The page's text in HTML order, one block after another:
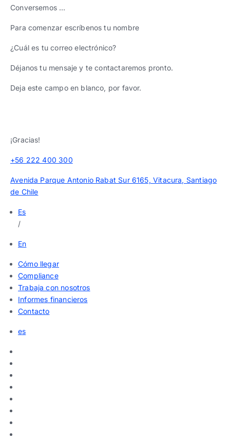
Conversemos …
Para comenzar escríbenos tu nombre
¿Cuál es tu correo electrónico?
Déjanos tu mensaje y te contactaremos pronto.
Deja este campo en blanco, por favor.
¡Gracias!
+56 222 400 300
Avenida Parque Antonio Rabat Sur 6165, Vitacura, Santiago
de Chile
Es
/
En
Cómo llegar
Compliance
Trabaja con nosotros
Informes financieros
Contacto
es